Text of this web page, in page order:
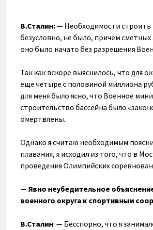
В.Сталин:— Необходимости строить
безусловно, не было, причем
оно было начато без разрешения
Так как вскоре выяснилось, что для
еще четыре с половиной миллиона
для меня было ясно, что Военное
строительство бассейна было
омертвлены.
Однако я считаю необходимым
плавания, я исходил из того, что в
проведения Олимпийских
— Явно неубедительное
военного округа к спортивным
В.Сталин: — Бесспорно, что я